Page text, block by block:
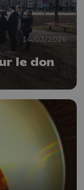
14/03/2026
le don